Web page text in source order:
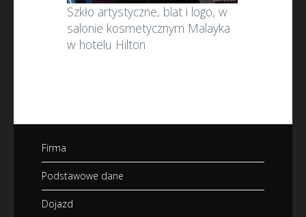
Szkło artystyczne, blat i logo, w
salonie kosmetycznym Malayka
w hotelu Hilton
Firma
Podstawowe dane
Dojazd